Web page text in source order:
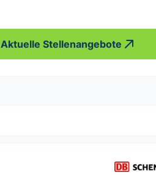
Aktuelle Stellenangebote